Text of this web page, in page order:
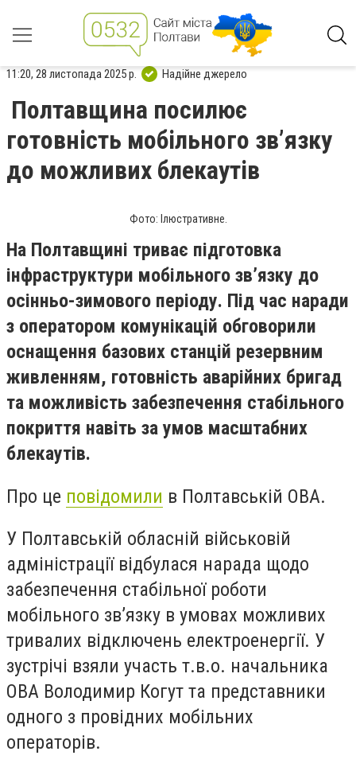
11:20, 28 листопада 2025 р. Надійне джерело
Полтавщина посилює
готовність мобільного зв’язку
до можливих блекаутів
Фото: Ілюстративне.
На Полтавщині триває підготовка
інфраструктури мобільного зв’язку до
осінньо-зимового періоду. Під час наради
з оператором комунікацій обговорили
оснащення базових станцій резервним
живленням, готовність аварійних бригад
та можливість забезпечення стабільного
покриття навіть за умов масштабних
блекаутів.
Про це повідомили в Полтавській ОВА.
У Полтавській обласній військовій
адміністрації відбулася нарада щодо
забезпечення стабільної роботи
мобільного зв’язку в умовах можливих
тривалих відключень електроенергії. У
зустрічі взяли участь т.в.о. начальника
ОВА Володимир Когут та представники
одного з провідних мобільних
операторів.